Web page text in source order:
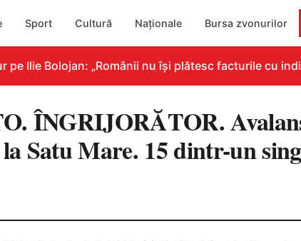
Sport Cultură Naționale Bursa zvonurilor
Ilie Bolojan: „Românii nu își plătesc facturile cu
ÎNGRIJORĂTOR.
Satu Mare. 15 dintr-un